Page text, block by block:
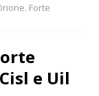
Forte
e Uil